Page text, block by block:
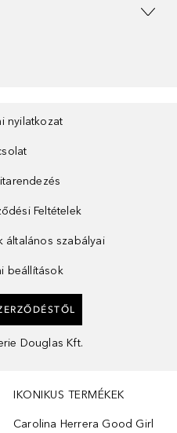
nyilatkozat
Feltételek
általános szabályai
beállítások
Douglas Kft.
IKONIKUS TERMÉKEK
Carolina Herrera Good Girl